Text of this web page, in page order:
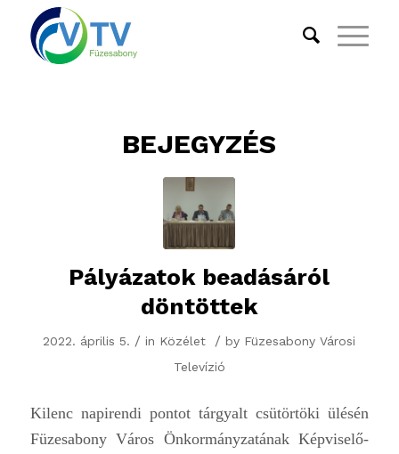
BEJEGYZÉS
Pályázatok beadásáról
döntöttek
2022. április 5. / in Közélet / by Füzesabony Városi
Televízió
Kilenc napirendi pontot tárgyalt csütörtöki ülésén
Füzesabony Város Önkormányzatának Képviselő-